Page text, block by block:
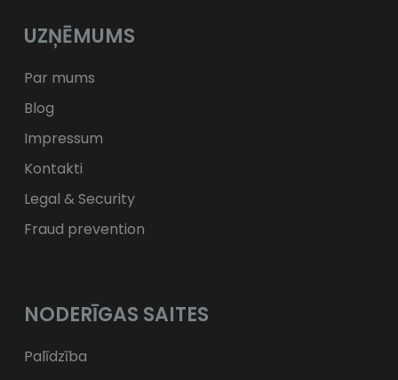
ft HUF
zł PLN
UZŅĒMUMS
Par mums
Blog
Impressum
Kontakti
Legal & Security
Fraud prevention
NODERĪGAS SAITES
Palīdzība